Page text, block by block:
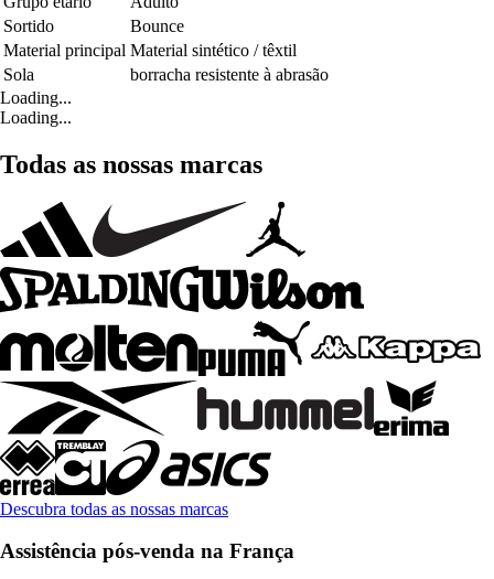
Sortido
Bounce
Material principal Material sintético / têxtil
Sola
borracha resistente à abrasão
Loading...
Loading...
Todas as nossas marcas
Descubra todas as nossas marcas
Assistência pós-venda na França